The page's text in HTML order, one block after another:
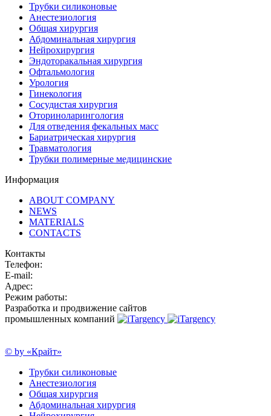
Трубки силиконовые
Анестезиология
Общая хирургия
Абдоминальная хирургия
Нейрохирургия
Эндоторакальная хирургия
Офтальмология
Урология
Гинекология
Сосудистая хирургия
Оториноларингология
Для отведения фекальных масс
Бариатрическая хирургия
Травматология
Трубки полимерные медицинские
Информация
ABOUT COMPANY
NEWS
MATERIALS
CONTACTS
Контакты
Телефон:
E-mail:
Адрес:
Режим работы:
Разработка и продвижение сайтов
промышленных компаний
© by «Крайт»
Трубки силиконовые
Анестезиология
Общая хирургия
Абдоминальная хирургия